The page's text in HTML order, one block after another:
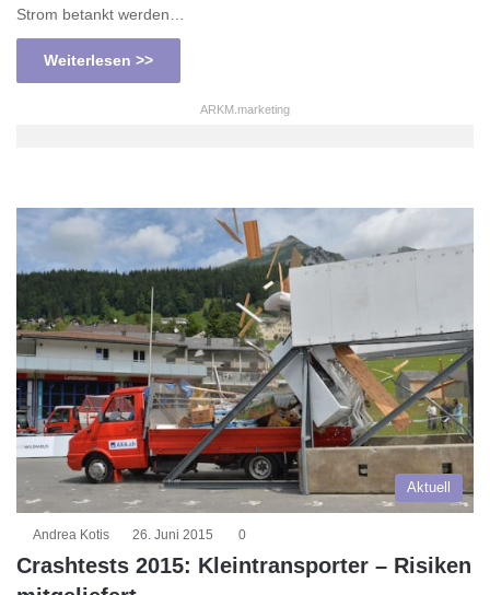
Strom betankt werden…
Weiterlesen >>
ARKM.marketing
Aktuell
Andrea Kotis 26. Juni 2015 0
Crashtests 2015: Kleintransporter – Risiken